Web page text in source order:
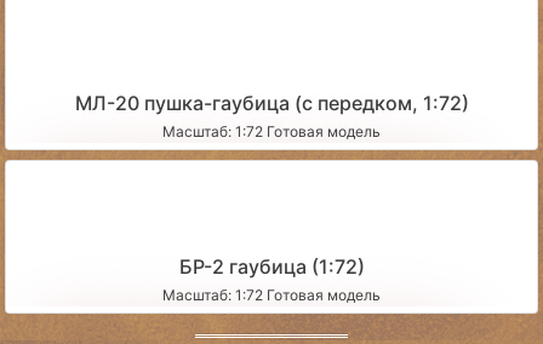
МЛ-20 пушка-гаубица (с передком, 1:72)
Масштаб: 1:72 Готовая модель
БР-2 гаубица (1:72)
Масштаб: 1:72 Готовая модель